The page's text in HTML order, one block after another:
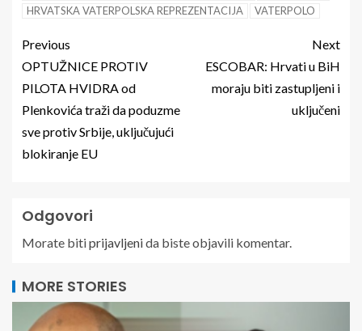
HRVATSKA VATERPOLSKA REPREZENTACIJA
VATERPOLO
Previous
OPTUŽNICE PROTIV
PILOTA HVIDRA od
Plenkovića traži da poduzme
sve protiv Srbije, uključujući
blokiranje EU
Next
ESCOBAR: Hrvati u BiH
moraju biti zastupljeni i
uključeni
Odgovori
Morate bitiprijavljenida biste objavili komentar.
MORE STORIES